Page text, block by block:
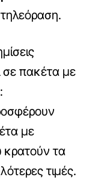
σε πακέτα με
με
κρατούν τα
τιμές.